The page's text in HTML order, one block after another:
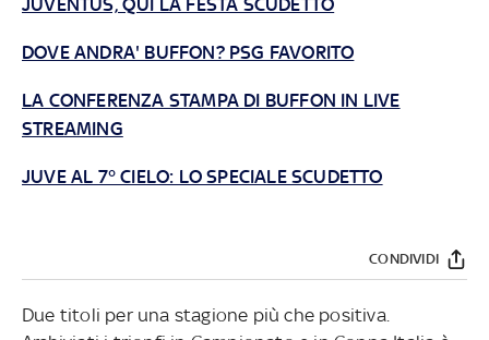
DOVE ANDRA' BUFFON? PSG FAVORITO
LA CONFERENZA STAMPA DI BUFFON IN LIVE
STREAMING
JUVE AL 7° CIELO: LO SPECIALE SCUDETTO
CONDIVIDI
Due titoli per una stagione più che positiva.